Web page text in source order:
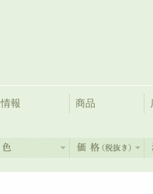
情報 商品